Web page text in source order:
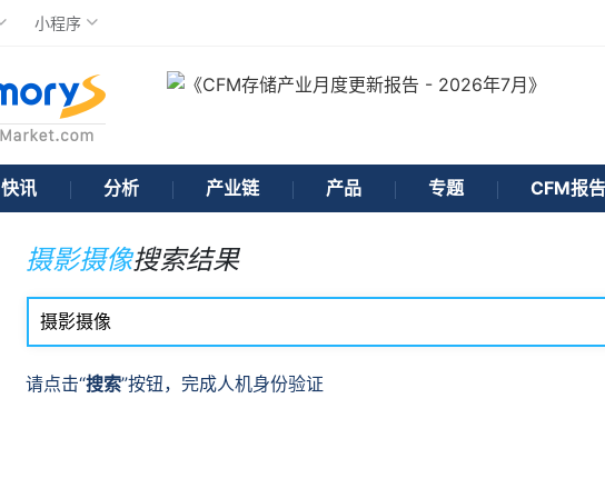
小程序
快讯 分析 产业链 产品 专题 CFM报告
摄影摄像搜索结果
请点击“搜索”按钮，完成人机身份验证